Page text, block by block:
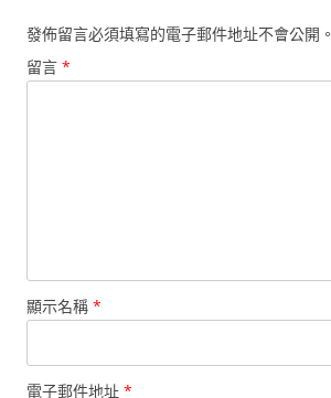
發佈留言必須填寫的電子郵件地址不會公開。
留言 *
顯示名稱 *
電子郵件地址 *